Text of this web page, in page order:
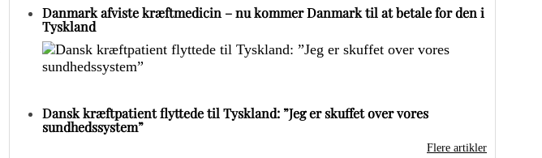
Danmark afviste kræftmedicin – nu kommer Danmark til at betale for den i
Tyskland
Dansk kræftpatient flyttede til Tyskland: ”Jeg er skuffet over vores
sundhedssystem”
Flere artikler